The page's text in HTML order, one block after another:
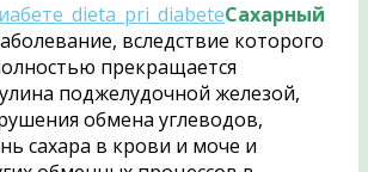
Сахарный
вследствие которого
прекращается
поджелудочной железой,
обмена углеводов,
сахара в крови и моче и